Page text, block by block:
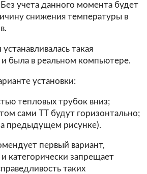
учета данного момента будет
снижения температуры в
такая
и была в реальном компьютере.
установки:
тепловых трубок вниз;
сами ТТ будут горизонтально;
предыдущем рисунке).
первый вариант,
категорически запрещает
таких